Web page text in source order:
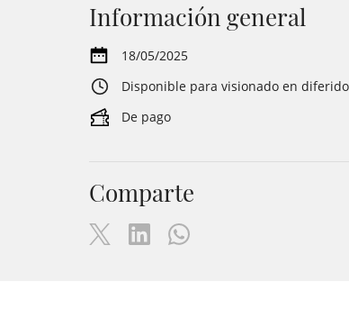
Información general
18/05/2025
Disponible para visionado en
De pago
Comparte